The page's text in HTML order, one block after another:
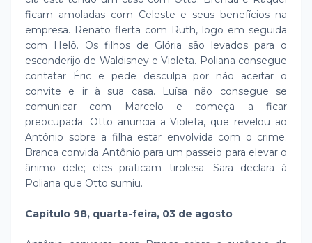
ficam amoladas com Celeste e seus benefícios na
empresa. Renato flerta com Ruth, logo em seguida
com Helô. Os filhos de Glória são levados para o
esconderijo de Waldisney e Violeta. Poliana consegue
contatar Éric e pede desculpa por não aceitar o
convite e ir à sua casa. Luísa não consegue se
comunicar com Marcelo e começa a ficar
preocupada. Otto anuncia a Violeta, que revelou ao
Antônio sobre a filha estar envolvida com o crime.
Branca convida Antônio para um passeio para elevar o
ânimo dele; eles praticam tirolesa. Sara declara à
Poliana que Otto sumiu.
Capítulo 98, quarta-feira, 03 de agosto